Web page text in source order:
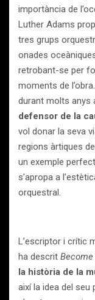
importància de
Luther Adams
tres grups
onades
retrobant-se per
moments de l’obra.
durant molts anys
defensor de la
vol donar la seva
regions àrtiques
un exemple
s’apropa a
orquestral.
L’escriptor i crític
ha descrit Become
la història de la
així la idea del seu